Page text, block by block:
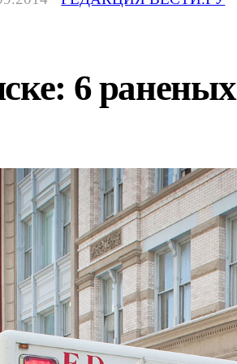
6 раненых